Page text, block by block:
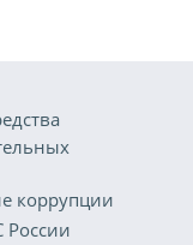
коррупции
России